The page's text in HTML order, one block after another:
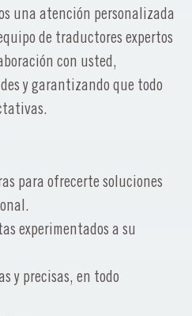
una atención personalizada
de traductores expertos
con usted,
y garantizando que todo
para ofrecerte soluciones
experimentados a su
y precisas, en todo